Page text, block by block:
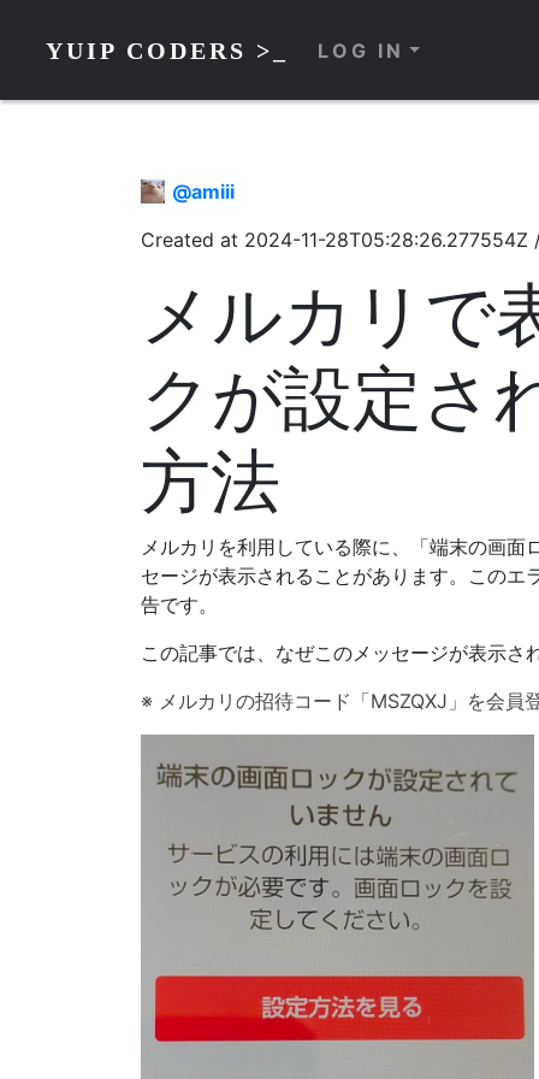
YUIP CODERS >_ LOG IN
@amiii
Created at 2024-11-28T05:28:26.277554Z
メルカリで
クが設定さ
方法
メルカリを利用している際に、「端末の画
セージが表示されることがあります。この
告です。
この記事では、なぜこのメッセージが表示
※ メルカリの招待コード「MSZQXJ」を会